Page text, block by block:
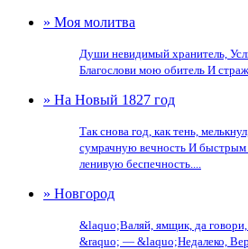
» Моя молитва
Души невидимый хранитель,
Благослови мою обитель И
» На Новый 1827 год
Так снова год, как тень,
сумрачную вечность И
ленивую беспечность....
» Новгород
&laquo;Валяй, ямщик, да говори,
&raquo; — &laquo;Недалеко,